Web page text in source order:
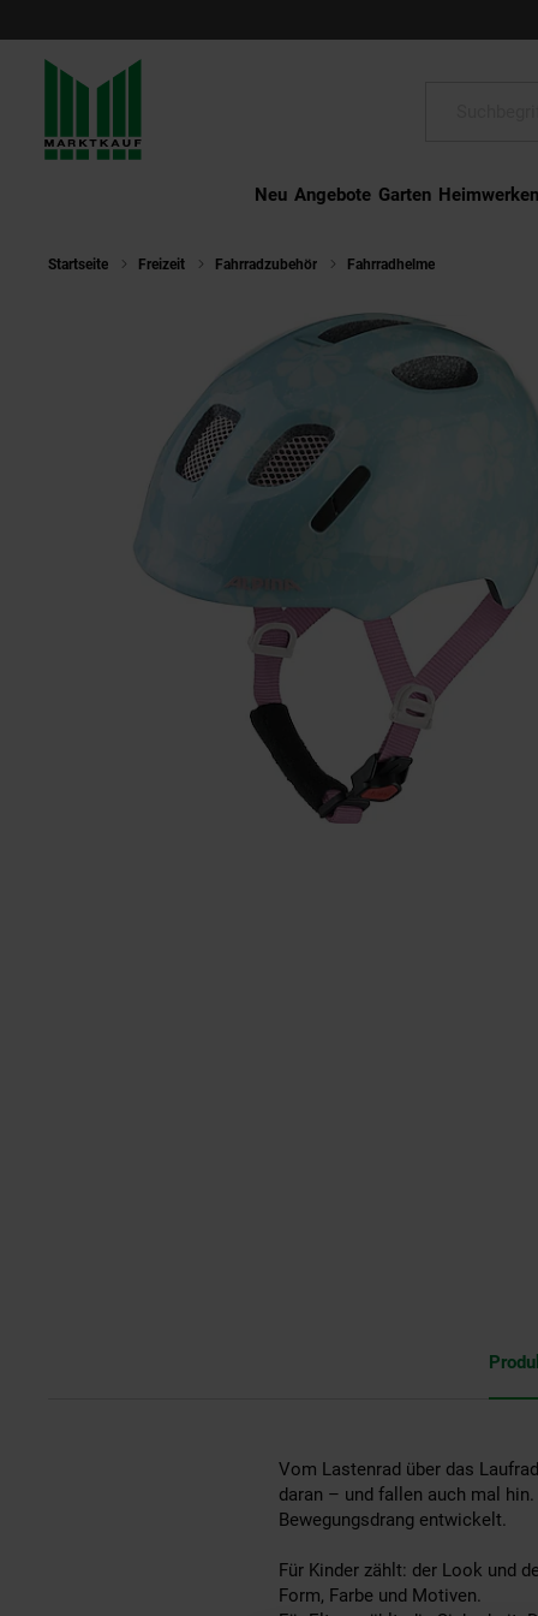
Neu Angebote Garten Heimwerken
Startseite Freizeit Fahrradzubehör Fahrradhelme
Vom Lastenrad über das
daran – und fallen auch mal
Bewegungsdrang entwickelt.
Für Kinder zählt: der Look und
Form, Farbe und Motiven.